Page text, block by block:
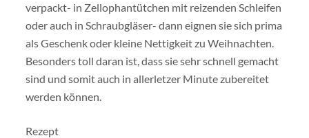
verpackt- in Zellophantütchen mit reizenden Schleifen
oder auch in Schraubgläser- dann eignen sie sich prima
als Geschenk oder kleine Nettigkeit zu Weihnachten.
Besonders toll daran ist, dass sie sehr schnell gemacht
sind und somit auch in allerletzer Minute zubereitet
werden können.
Rezept